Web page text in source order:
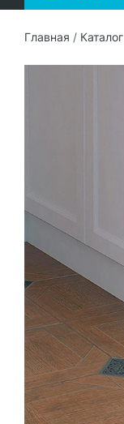
Главная / Каталог